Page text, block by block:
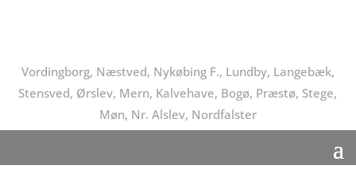
Vordingborg, Næstved, Nykøbing F., Lundby, Langebæk,
Stensved, Ørslev, Mern, Kalvehave, Bogø, Præstø, Stege,
Møn, Nr. Alslev, Nordfalster